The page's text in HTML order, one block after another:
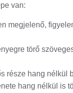
van:
megjelenő,
törő
része hang nélkül
hang nélkül is